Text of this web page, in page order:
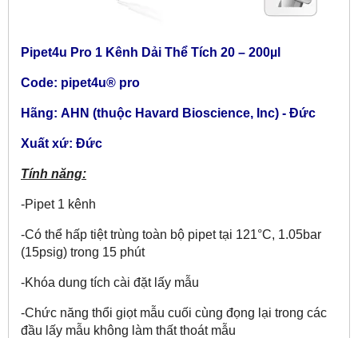
Pipet4u Pro 1 Kênh Dải Thể Tích 20 – 200µl
Code: pipet4u® pro
Hãng: AHN (thuộc Havard Bioscience, Inc) - Đức
Xuất xứ: Đức
Tính năng:
-Pipet 1 kênh
-Có thể hấp tiệt trùng toàn bộ pipet tại 121°C, 1.05bar
(15psig) trong 15 phút
-Khóa dung tích cài đặt lấy mẫu
-Chức năng thổi giọt mẫu cuối cùng đọng lại trong các
đầu lấy mẫu không làm thất thoát mẫu